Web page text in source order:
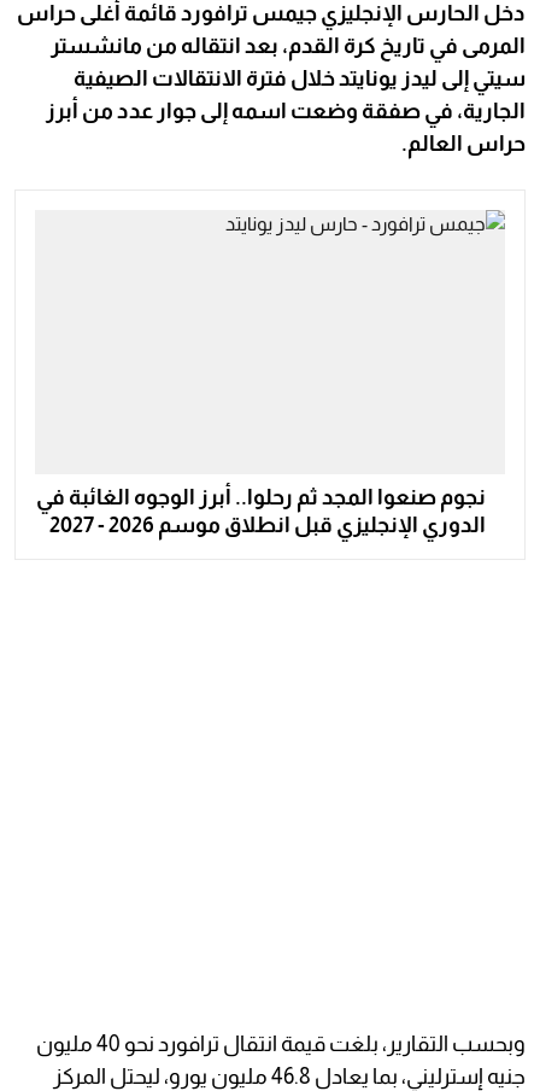
دخل الحارس الإنجليزي جيمس ترافورد قائمة أغلى حراس
المرمى في تاريخ كرة القدم، بعد انتقاله من مانشستر
سيتي إلى ليدز يونايتد خلال فترة الانتقالات الصيفية
الجارية، في صفقة وضعت اسمه إلى جوار عدد من أبرز
حراس العالم.
نجوم صنعوا المجد ثم رحلوا.. أبرز الوجوه الغائبة في
الدوري الإنجليزي قبل انطلاق موسم 2026 - 2027
وبحسب التقارير، بلغت قيمة انتقال ترافورد نحو 40 مليون
جنيه إسترليني، بما يعادل 46.8 مليون يورو، ليحتل المركز